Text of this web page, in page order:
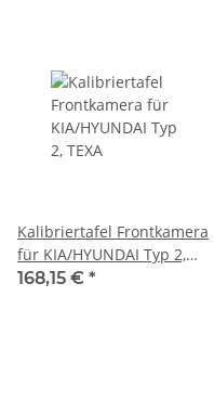
Kalibriertafel Frontkamera
für KIA/HYUNDAI Typ 2,
TEXA
168,15 € *